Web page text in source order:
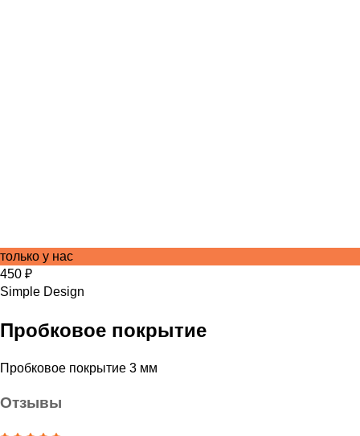
только у нас
450 ₽
Simple Design
Пробковое покрытие
Пробковое покрытие 3 мм
Отзывы